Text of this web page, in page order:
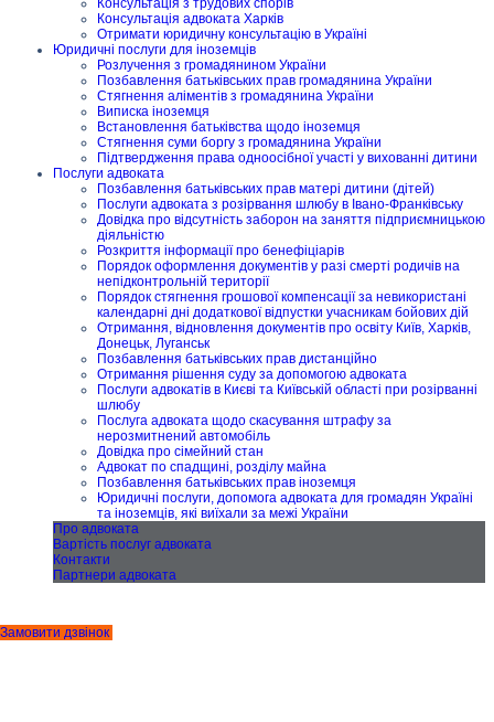
Замовити дзвінок
Консультація з трудових спорів
Консультація адвоката Харків
Отримати юридичну консультацію в Україні
Юридичні послуги для іноземців
Розлучення з громадянином України
Позбавлення батьківських прав громадянина України
Стягнення аліментів з громадянина України
Виписка іноземця
Встановлення батьківства щодо іноземця
Стягнення суми боргу з громадянина України
Підтвердження права одноосібної участі у вихованні дитини
Послуги адвоката
Позбавлення батьківських прав матері дитини (дітей)
Послуги адвоката з розірвання шлюбу в Івано-Франківську
Довідка про відсутність заборон на заняття підприємницькою
діяльністю
Розкриття інформації про бенефіціарів
Порядок оформлення документів у разі смерті родичів на
непідконтрольній території
Порядок стягнення грошової компенсації за невикористані
календарні дні додаткової відпустки учасникам бойових дій
Отримання, відновлення документів про освіту Київ, Харків,
Донецьк, Луганськ
Позбавлення батьківських прав дистанційно
Отримання рішення суду за допомогою адвоката
Послуги адвокатів в Києві та Київській області при розірванні
шлюбу
Послуга адвоката щодо скасування штрафу за
нерозмитнений автомобіль
Довідка про сімейний стан
Адвокат по спадщині, розділу майна
Позбавлення батьківських прав іноземця
Юридичні послуги, допомога адвоката для громадян Україні
та іноземців, які виїхали за межі України
Про адвоката
Вартість послуг адвоката
Контакти
Партнери адвоката